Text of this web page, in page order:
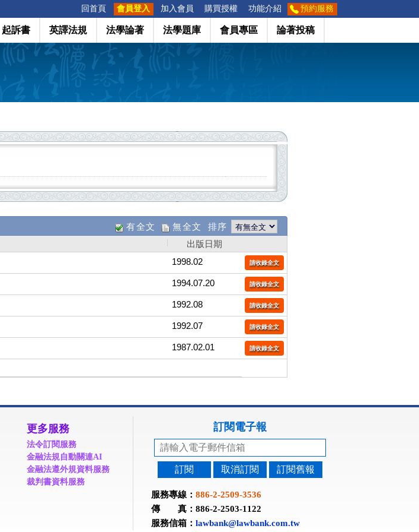
回首頁 會員登入 加入會員 購買授權 功能介紹 預約服務
起訴書 英譯法規 法學論著 法學題庫 會員專區 論著投稿
有全文 無全文 排序
出版日期
1998.02 請收錄全文
1994.07.20 請收錄全文
1992.08 請收錄全文
1992.07 請收錄全文
1987.02.01 請收錄全文
更多服務
法令訂閱服務
金融法規自動關連AI
金融法遵外規資料服務
裁判書資料服務
訂閱電子報
訂閱 取消訂閱 訂閱舊報
服務專線： 886-2-2509-3536
傳 真：886-2-2503-1122
服務信箱： lawbank@lawbank.com.tw